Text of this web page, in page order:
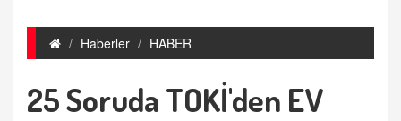
Haberler HABER
25 Soruda TOKİ'den EV